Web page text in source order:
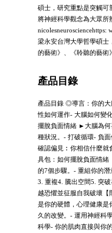
碩士，研究重點是突觸可
將神經科學觀念為大眾所
nicolesneurosciencehttps:
梁永安台灣大學哲學碩士
的藝術》、《聆聽的藝術
產品目錄
產品目錄 ◎導言：你的
性如何運作- 大腦如何變
擺脫負面情緒 ►大腦為何
種狀況。- 打破循環- 負
確認偏見︰你相信什麼就
具包：如何擺脫負面情
的7個步驟。- 重組你的
3. 重複4. 騰出空間5. 突
越恐懼並征服自我破壞
是你的硬體，心理健康是
久的改變。- 運用神經科
科學- 你的肌肉直接與你